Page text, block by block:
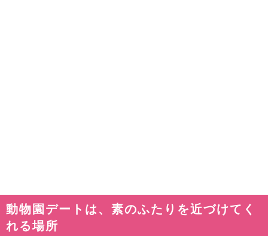
動物園デートは、素のふたりを近づけてく
れる場所